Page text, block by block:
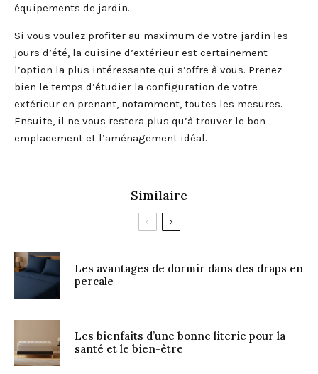
équipements de jardin.
Si vous voulez profiter au maximum de votre jardin les
jours d’été, la cuisine d’extérieur est certainement
l’option la plus intéressante qui s’offre à vous. Prenez
bien le temps d’étudier la configuration de votre
extérieur en prenant, notamment, toutes les mesures.
Ensuite, il ne vous restera plus qu’à trouver le bon
emplacement et l’aménagement idéal.
Similaire
Les avantages de dormir dans des draps en
percale
Les bienfaits d’une bonne literie pour la
santé et le bien-être